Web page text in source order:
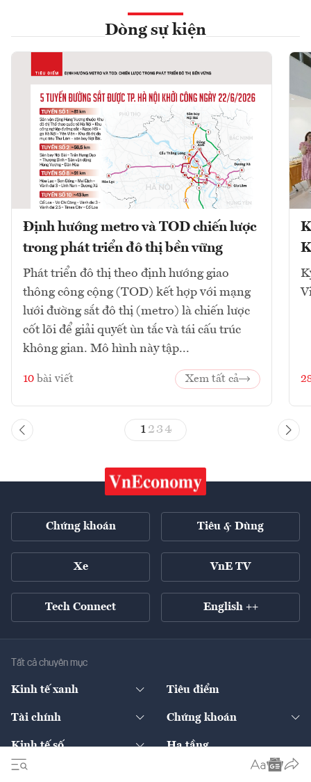
Dòng sự kiện
Định hướng metro và TOD chiến lược
trong phát triển đô thị bền vững
Phát triển đô thị theo định hướng giao
thông công cộng (TOD) kết hợp với mạng
lưới đường sắt đô thị (metro) là chiến lược
cốt lõi để giải quyết ùn tắc và tái cấu trúc
không gian. Mô hình này tập...
10 bài viết Xem tất cả
1 23 4
Chứng khoán Tiêu & Dùng
Xe VnE TV
Tech Connect English ++
Tất cả chuyên mục
Kinh tế xanh
Thương hiệu xanh
Tiêu điểm
Tài chính
Ngân hàng
Thị trường vốn
Chứng khoán
Doanh nghiệp niêm yết
Kinh tế số
Sản phẩm - Thị trường
Hạ tầng
Bất động sản